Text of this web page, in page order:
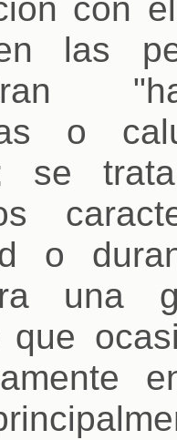
con
las
o
se
o
una
que